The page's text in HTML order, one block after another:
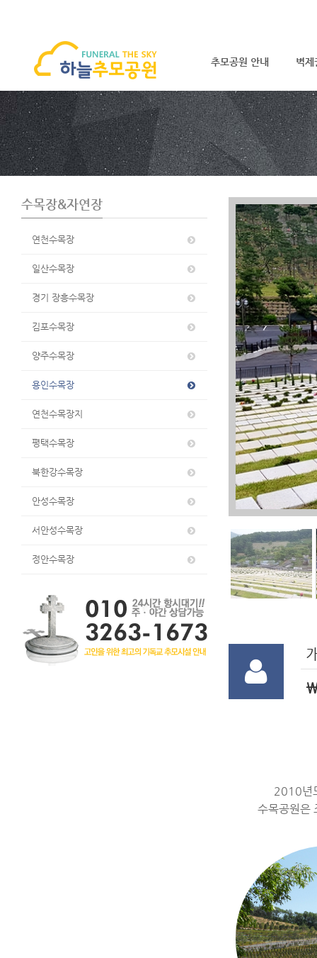
추모공원 안내 벽제
S
u
b
P
o
수목장&자연장
연천수목장
일산수목장
경기 장흥수목장
김포수목장
양주수목장
용인수목장
연천수목장지
평택수목장
북한강수목장
안성수목장
서안성수목장
정안수목장
2010년
수목공원은